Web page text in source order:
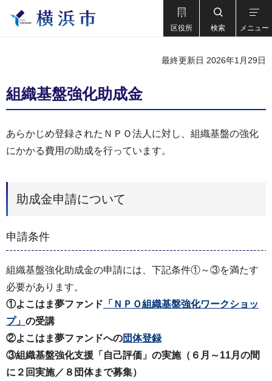
区役所 検索 メニュー
最終更新日 2026年1月29日
組織基盤強化助成金
あらかじめ登録されたＮＰＯ法人に対し、組織基盤の強化
にかかる費用の助成を行っています。
助成金申請について
申請条件
組織基盤強化助成金の申請には、下記条件①～③を満たす
必要があります。
①よこはま夢ファンド 「ＮＰＯ組織基盤強化ワークショッ
プ」 の受講
②よこはま夢ファンドへの団体登録
③組織基盤強化支援「自己評価」の実施（６月～11月の間
に２回実施／８団体まで募集）